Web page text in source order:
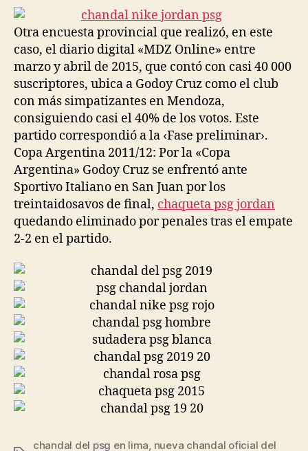
entrada
entrada
Otra encuesta provincial que realizó, en este
caso, el diario digital «MDZ Online» entre
marzo y abril de 2015, que contó con casi 40 000
suscriptores, ubica a Godoy Cruz como el club
con más simpatizantes en Mendoza,
consiguiendo casi el 40% de los votos. Este
partido correspondió a la ‹Fase preliminar›.
Copa Argentina 2011/12: Por la «Copa
Argentina» Godoy Cruz se enfrentó ante
Sportivo Italiano en San Juan por los
treintaidosavos de final, chaqueta psg jordan
quedando eliminado por penales tras el empate
2-2 en el partido.
chandal del psg en lima, nueva chandal oficial del